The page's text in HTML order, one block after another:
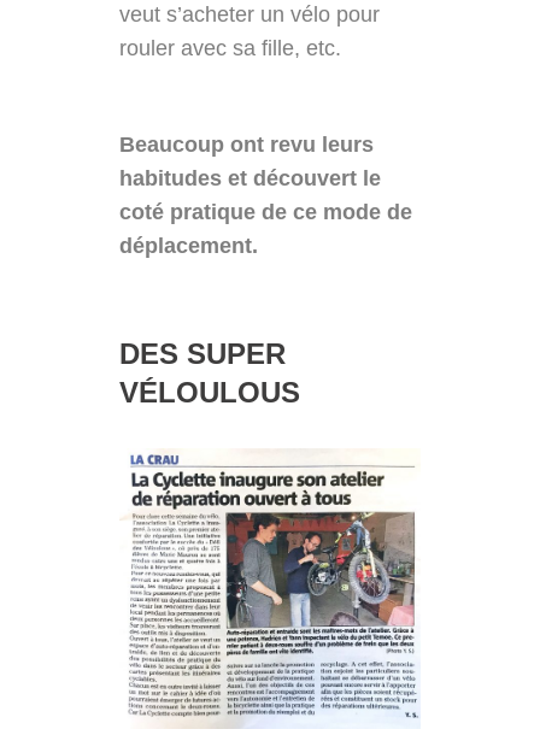
veut s’acheter un vélo pour
rouler avec sa fille, etc.
Beaucoup ont revu leurs
habitudes et découvert le
coté pratique de ce mode de
déplacement.
DES SUPER
VÉLOULOUS